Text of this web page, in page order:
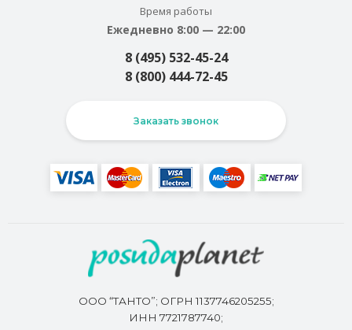
Время работы
Ежедневно 8:00 — 22:00
8 (495) 532-45-24
8 (800) 444-72-45
Заказать звонок
ООО “ТАНТО”; ОГРН 1137746205255;
ИНН 7721787740;